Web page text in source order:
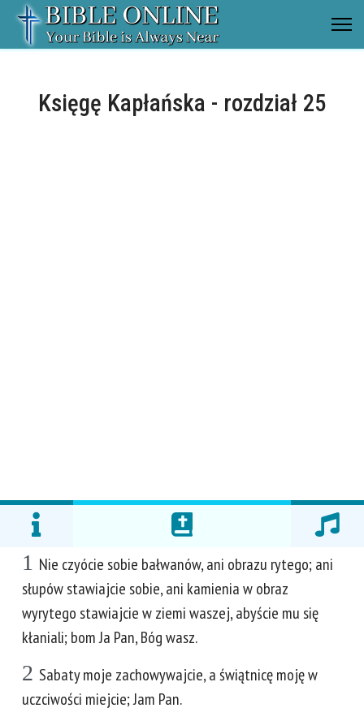
Księgę Kapłańska - rozdział 25
1 Nie czyócie sobie bałwanów, ani obrazu rytego; ani
słupów stawiajcie sobie, ani kamienia w obraz
wyrytego stawiajcie w ziemi waszej, abyście mu się
kłaniali; bom Ja Pan, Bóg wasz.
2 Sabaty moje zachowywajcie, a świątnicę moję w
uczciwości miejcie; Jam Pan.